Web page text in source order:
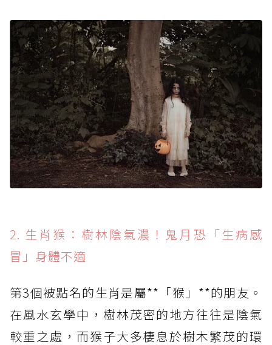
2. 生肖猴：樹林陰氣濃！鬼月恐「生病感
冒」身體不適
第3個被點名的生肖是屬**「猴」**的朋友。
在風水玄學中，樹林茂密的地方往往是陰氣
較重之處，而猴子大多棲息於樹木繁茂的環